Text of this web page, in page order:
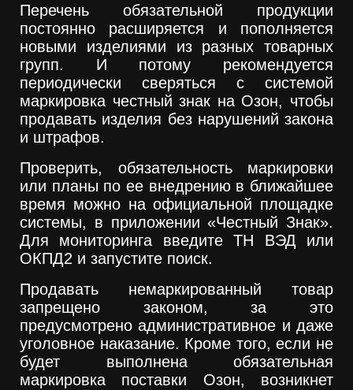
Перечень обязательной продукции
постоянно расширяется и пополняется
новыми изделиями из разных товарных
групп. И потому рекомендуется
периодически сверяться с системой
маркировка честный знак на Озон, чтобы
продавать изделия без нарушений закона
и штрафов.
Проверить, обязательность маркировки
или планы по ее внедрению в ближайшее
время можно на официальной площадке
системы, в приложении «Честный Знак».
Для мониторинга введите ТН ВЭД или
ОКПД2 и запустите поиск.
Продавать немаркированный товар
запрещено законом, за это
предусмотрено административное и даже
уголовное наказание. Кроме того, если не
будет выполнена обязательная
маркировка поставки Озон, возникнет